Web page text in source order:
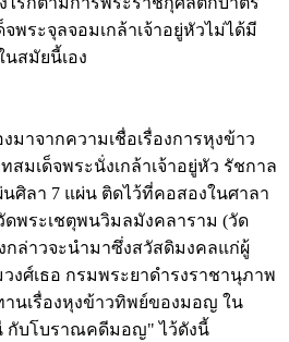
บาตรน้ำผึ้งให้เจ้านายและ
ไรก็ตามการพระราชกุศลตักบาตร
พระจุลจอมเกล้าเจ้าอยู่หัวไม่ได้มี
มาจากความเชื่อเรื่องการหุงข้าว
มเด็จพระนั่งเกล้าเจ้าอยู่หัว รัชกาล
ศิลา 7 แผ่น ติดไว้ที่คอสองในศาลา
พระเชตุพนวิมลมังคลาราม (วัด
กล่าวจะนำมาซึ่งสวัสดิมงคลแก่ผู้
งศ์เธอ กรมพระยาดำรงราชานุภาพ
นเรื่องหุงข้าวทิพย์ของมอญ ใน